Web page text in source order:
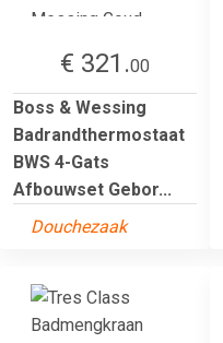
€ 321.00
Boss & Wessing
Badrandthermostaat
BWS 4-Gats
Afbouwset Gebor...
Douchezaak